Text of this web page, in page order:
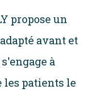
propose un
avant et
à
les patients le